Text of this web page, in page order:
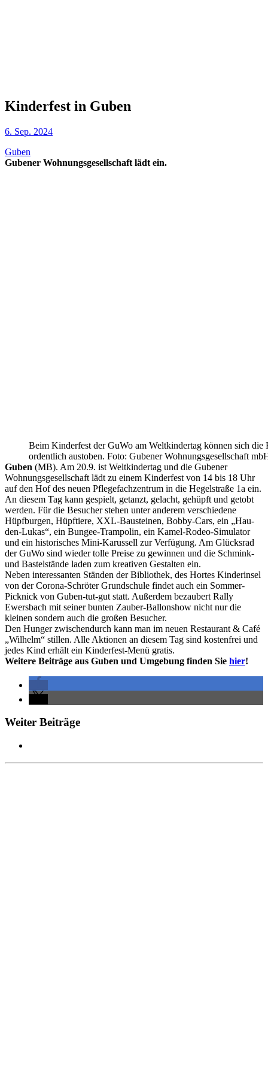
Kinderfest in Guben
6. Sep. 2024
Guben
Gubener Wohnungsgesellschaft lädt ein.
Beim Kinderfest der GuWo am Weltkindertag können sich die
ordentlich austoben. Foto: Gubener Wohnungsgesellschaft
Guben (MB). Am 20.9. ist Weltkindertag und die Gubener
Wohnungsgesellschaft lädt zu einem Kinderfest von 14 bis 18 Uhr
auf den Hof des neuen Pflegefachzentrum in die Hegelstraße 1a ein.
An diesem Tag kann gespielt, getanzt, gelacht, gehüpft und getobt
werden. Für die Besucher stehen unter anderem verschiedene
Hüpfburgen, Hüpftiere, XXL-Bausteinen, Bobby-Cars, ein „Hau-
den-Lukas“, ein Bungee-Trampolin, ein Kamel-Rodeo-Simulator
und ein historisches Mini-Karussell zur Verfügung. Am Glücksrad
der GuWo sind wieder tolle Preise zu gewinnen und die Schmink-
und Bastelstände laden zum kreativen Gestalten ein.
Neben interessanten Ständen der Bibliothek, des Hortes Kinderinsel
von der Corona-Schröter Grundschule findet auch ein Sommer-
Picknick von Guben-tut-gut statt. Außerdem bezaubert Rally
Ewersbach mit seiner bunten Zauber-Ballonshow nicht nur die
kleinen sondern auch die großen Besucher.
Den Hunger zwischendurch kann man im neuen Restaurant & Café
„Wilhelm“ stillen. Alle Aktionen an diesem Tag sind kostenfrei und
jedes Kind erhält ein Kinderfest-Menü gratis.
Weitere Beiträge aus Guben und Umgebung finden Sie hier!
Weiter Beiträge